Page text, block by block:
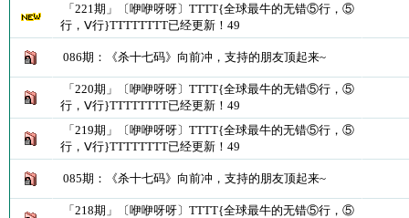
「221期」〔咿咿呀呀〕TTTT{全球最牛的无错⑤行，⑤
行，Ⅴ行}TTTTTTTT已经更新！49
086期：《杀十七码》向前冲，支持的朋友顶起来~
「220期」〔咿咿呀呀〕TTTT{全球最牛的无错⑤行，⑤
行，Ⅴ行}TTTTTTTT已经更新！49
「219期」〔咿咿呀呀〕TTTT{全球最牛的无错⑤行，⑤
行，Ⅴ行}TTTTTTTT已经更新！49
085期：《杀十七码》向前冲，支持的朋友顶起来~
「218期」〔咿咿呀呀〕TTTT{全球最牛的无错⑤行，⑤